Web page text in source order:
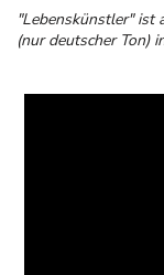
"Lebenskünstler"
(nur deutscher Ton)